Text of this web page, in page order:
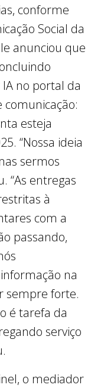
conforme
Social da
anunciou que
no portal da
comunicação:
esteja
“Nossa ideia
sermos
“As entregas
à
com a
passando,
na
sempre forte.
é tarefa da
serviço
o mediador